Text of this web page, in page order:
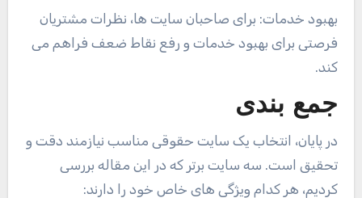
بهبود خدمات: برای صاحبان سایت ها، نظرات مشتریان
فرصتی برای بهبود خدمات و رفع نقاط ضعف فراهم می
کند.
جمع بندی
در پایان، انتخاب یک سایت حقوقی مناسب نیازمند دقت و
تحقیق است. سه سایت برتر که در این مقاله بررسی
کردیم، هر کدام ویژگی های خاص خود را دارند: